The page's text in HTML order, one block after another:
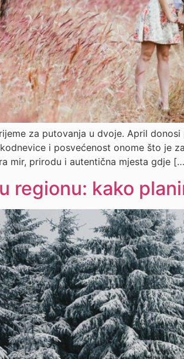
za putovanja u dvoje. April
i posvećenost onome što je
mir, prirodu i autentična mjesta gdje
regionu: kako